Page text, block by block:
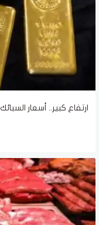
ارتفاع كبير.. أسعار